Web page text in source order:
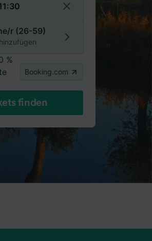
r (26-59)
%
Booking.com
finden